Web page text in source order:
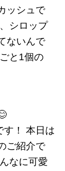
ッシュで
シロップ
ないんで
と1個の
す！ 本日は
ご紹介で
なに可愛